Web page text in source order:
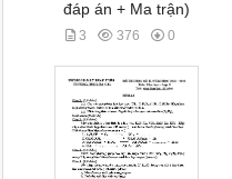
đáp án + Ma trận)
3 376 0